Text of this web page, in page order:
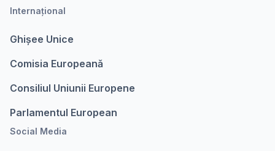
Internațional
Ghișee Unice
Comisia Europeanǎ
Consiliul Uniunii Europene
Parlamentul European
Social Media